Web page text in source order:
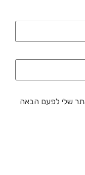
שלי לפעם הבאה